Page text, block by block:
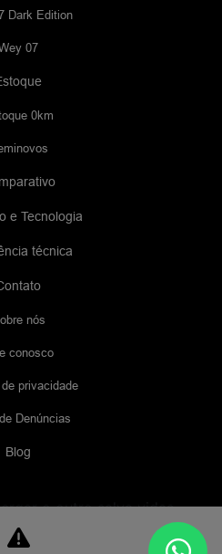
Dark Edition
07
0km
e Tecnologia
técnica
nós
conosco
privacidade
Denúncias
Blog
o outro salva vidas.